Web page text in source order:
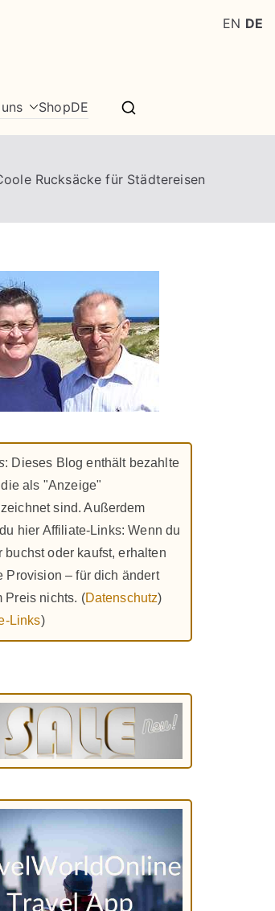
ShopDE
Rucksäcke für Städtereisen
: Dieses Blog enthält bezahlte
als "Anzeige"
sind. Außerdem
hier Affiliate-Links: Wenn du
buchst oder kaufst, erhalten
Provision – für dich ändert
Preis nichts. (Datenschutz)
Links)
EN DE